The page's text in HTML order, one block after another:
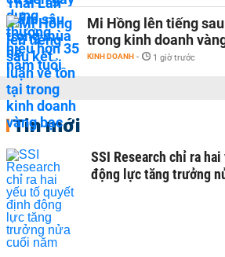
Mi Hồng lên tiếng
trong kinh doanh
KINH DOANH - 1 giờ trước
Tin mới
SSI Research chỉ ra
động lực tăng trưởng